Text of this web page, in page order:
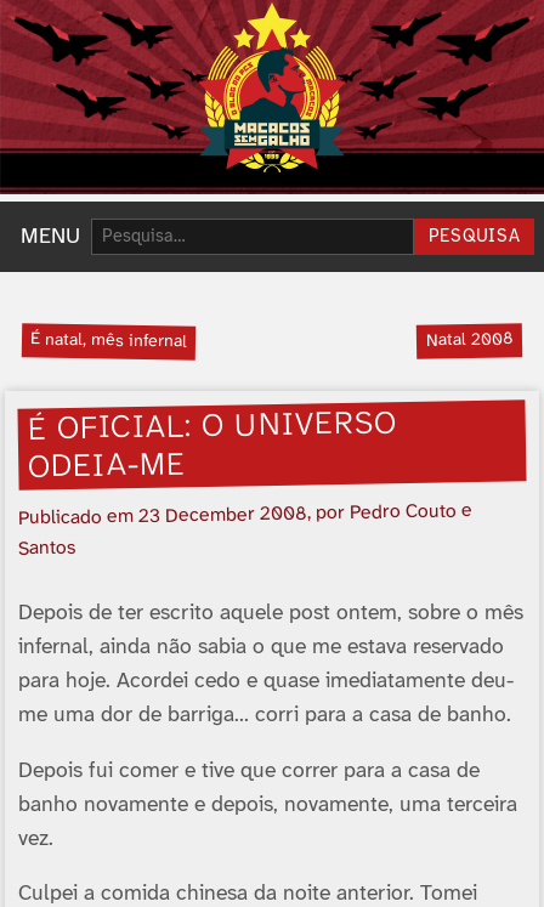
MENU Pesquisar: PESQUISA
É natal, mês infernal Natal 2008
É OFICIAL: O UNIVERSO
ODEIA-ME
Publicado em 23 December 2008, por Pedro Couto e
Santos
Depois de ter escrito aquele post ontem, sobre o mês
infernal, ainda não sabia o que me estava reservado
para hoje. Acordei cedo e quase imediatamente deu-
me uma dor de barriga… corri para a casa de banho.
Depois fui comer e tive que correr para a casa de
banho novamente e depois, novamente, uma terceira
vez.
Culpei a comida chinesa da noite anterior. Tomei